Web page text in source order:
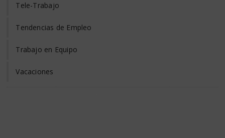
Tele-Trabajo
Tendencias de Empleo
Trabajo en Equipo
Vacaciones